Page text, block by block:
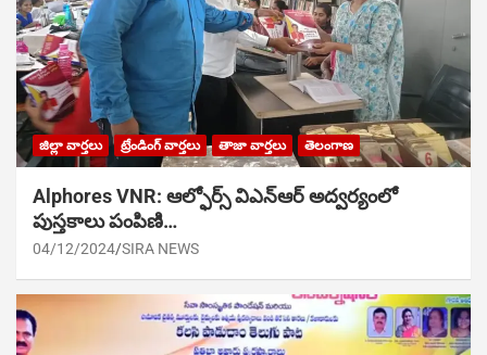
జిల్లా వార్తలు ట్రేండింగ్ వార్తలు తాజా వార్తలు తెలంగాణ
Alphores VNR: ఆల్ఫోర్స్ విఎన్ఆర్ అద్వర్యంలో
పుస్తకాలు పంపిణి…
04/12/2024 SIRA NEWS